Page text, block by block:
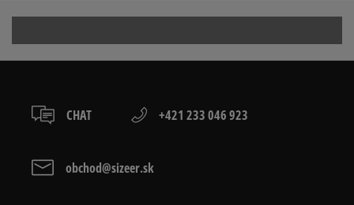
Recenzie zákazníkov
CHAT +421 233 046 923
obchod@sizeer.sk